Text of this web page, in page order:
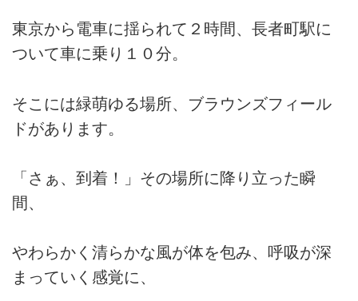
東京から電車に揺られて２時間、長者町駅に
ついて車に乗り１０分。
そこには緑萌ゆる場所、ブラウンズフィール
ドがあります。
「さぁ、到着！」その場所に降り立った瞬
間、
やわらかく清らかな風が体を包み、呼吸が深
まっていく感覚に、